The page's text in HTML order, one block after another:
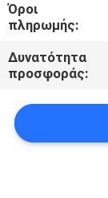
ΕΙΔΉΣΕΙΣ
ΖΗΤΉΣΤΕ
ΈΝΑ
Όροι
πληρωμής:
Δυνατότητα
προσφοράς: